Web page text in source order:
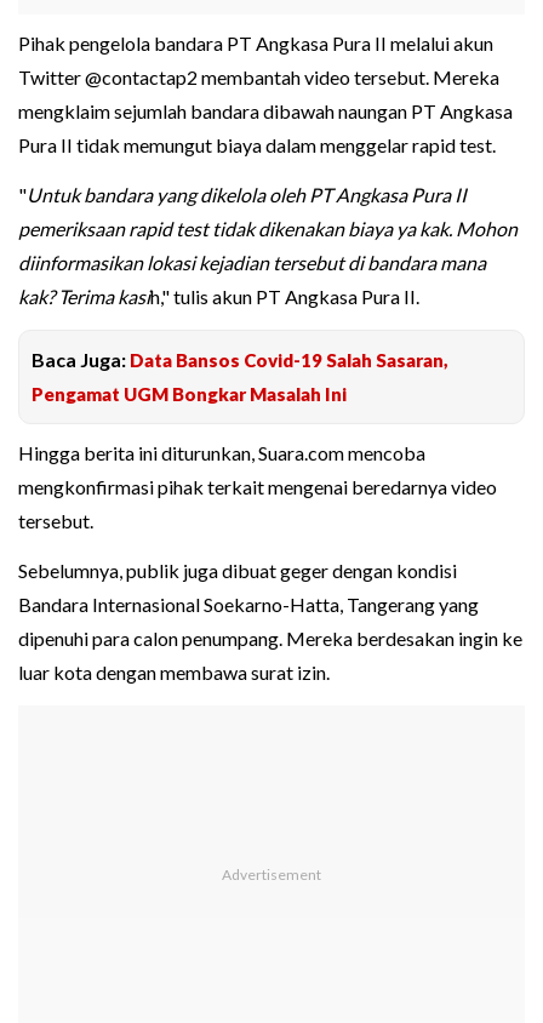
Pihak pengelola bandara PT Angkasa Pura II melalui akun
Twitter @contactap2 membantah video tersebut. Mereka
mengklaim sejumlah bandara dibawah naungan PT Angkasa
Pura II tidak memungut biaya dalam menggelar rapid test.
"Untuk bandara yang dikelola oleh PT Angkasa Pura II
pemeriksaan rapid test tidak dikenakan biaya ya kak. Mohon
diinformasikan lokasi kejadian tersebut di bandara mana
kak? Terima kasih," tulis akun PT Angkasa Pura II.
Baca Juga: Data Bansos Covid-19 Salah Sasaran,
Pengamat UGM Bongkar Masalah Ini
Hingga berita ini diturunkan, Suara.com mencoba
mengkonfirmasi pihak terkait mengenai beredarnya video
tersebut.
Sebelumnya, publik juga dibuat geger dengan kondisi
Bandara Internasional Soekarno-Hatta, Tangerang yang
dipenuhi para calon penumpang. Mereka berdesakan ingin ke
luar kota dengan membawa surat izin.